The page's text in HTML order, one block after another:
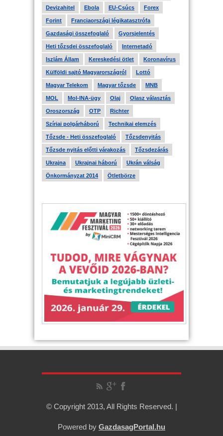
Devizahitel Ebola EU-Csúcs Forex
Forint Franciaországi légikatasztrófa
Gazdasági összefoglaló Gyorsjelentés
Heti tőzsdei összefoglaló Internetadó
Iszlám Állam Kereskedési ötlet Koronavírus
Külföldi sajtó Magyarországról Lottó
Magyar Telekom Magyar tőzsde MNB
MOL Mol-INA-ügy Olaj Olasz választás
Oroszország OTP Richter
Szíriai polgárháború Technikai elemzés
Tőzsde - Heti összefoglaló Tőzsdenyitás
Tőzsde nyitás előtti várakozás Tőzsdezárás
Ukrajna Ukrajnai háború Ukrán válság
Önkormányzat 2014 Ötletbörze
© Copyright 2013, All Rights Reserved. |
Powered by GazdasagPortal.hu